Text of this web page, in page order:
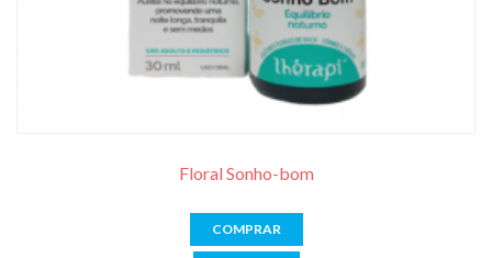
Floral Sonho-bom
COMPRAR